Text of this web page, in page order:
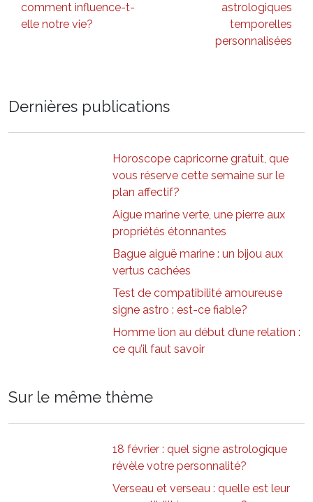
comment influence-t-
elle notre vie?
astrologiques
temporelles
personnalisées
Dernières publications
Horoscope capricorne gratuit, que
vous réserve cette semaine sur le
plan affectif?
Aigue marine verte, une pierre aux
propriétés étonnantes
Bague aiguë marine : un bijou aux
vertus cachées
Test de compatibilité amoureuse
signe astro : est-ce fiable?
Homme lion au début d’une relation :
ce qu’il faut savoir
Sur le même thème
18 février : quel signe astrologique
révèle votre personnalité?
Verseau et verseau : quelle est leur